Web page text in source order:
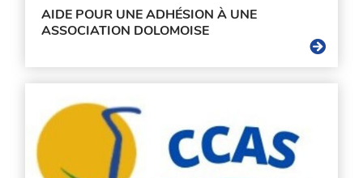
AIDE POUR UNE ADHÉSION À UNE
ASSOCIATION DOLOMOISE